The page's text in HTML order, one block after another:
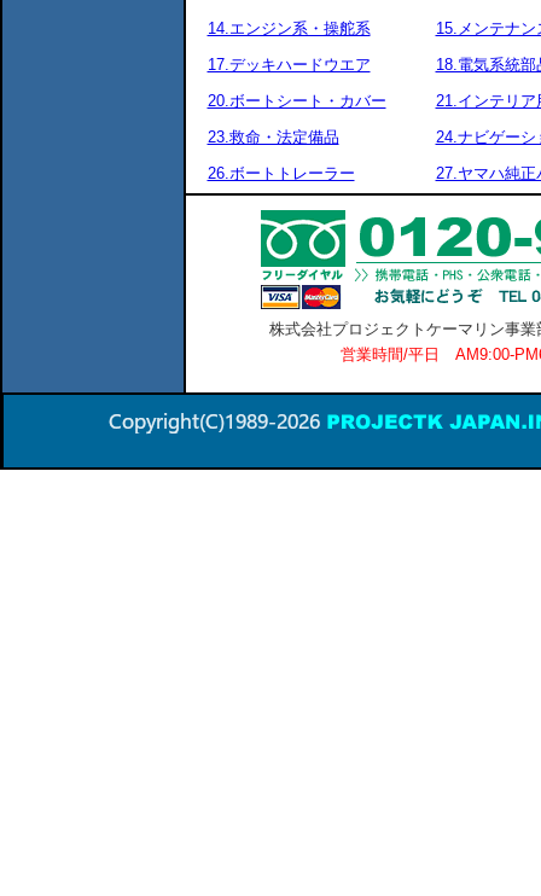
14.エンジン系・操舵系
15.メンテナン
17.デッキハードウエア
18.電気系統部
20.ボートシート・カバー
21.インテリア
23.救命・法定備品
24.ナビゲーシ
26.ボートトレーラー
27.ヤマハ純正
株式会社プロジェクトケーマリン事
営業時間/平日 AM9:00-